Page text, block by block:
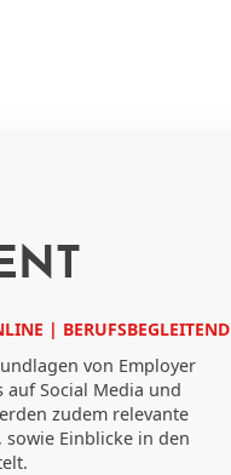
| BERUFSBEGLEITEND
von Employer
Social Media und
zudem relevante
sowie Einblicke in den